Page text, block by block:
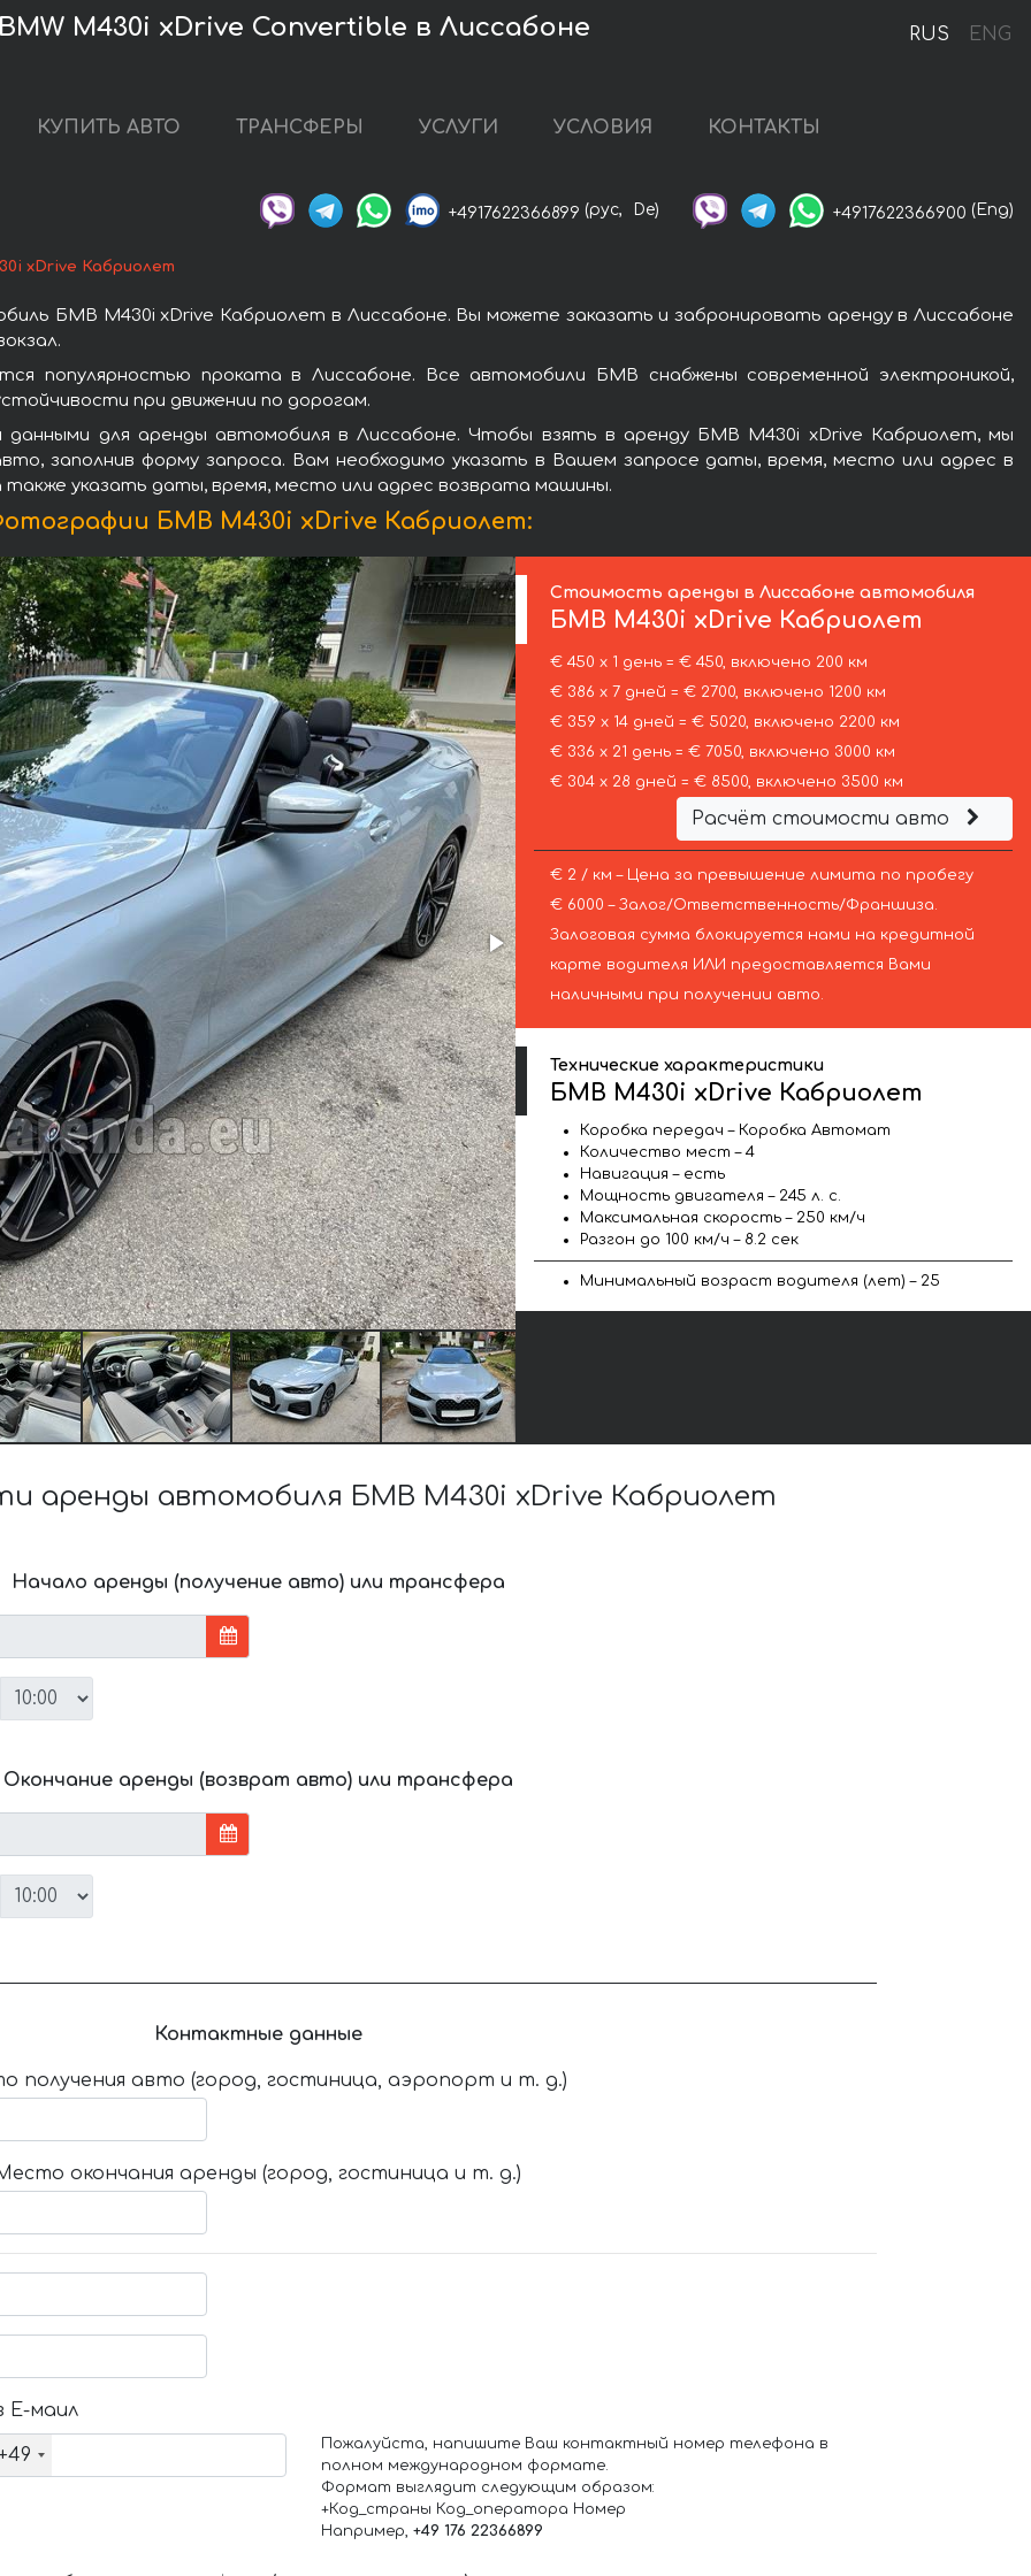
RUS ENG
M430i xDrive Convertible в Лиссабоне
КУПИТЬ АВТО ТРАНСФЕРЫ УСЛУГИ УСЛОВИЯ КОНТАКТЫ
+4917622366899 (рус, De) +4917622366900 (Eng)
xDrive Кабриолет
БМВ M430i xDrive Кабриолет в Лиссабоне. Вы можете заказать и забронировать аренду в Лиссабоне
популярностью проката в Лиссабоне. Все автомобили БМВ снабжены современной электроникой,
при движении по дорогам.
для аренды автомобиля в Лиссабоне. Чтобы взять в аренду БМВ M430i xDrive Кабриолет, мы
заполнив форму запроса. Вам необходимо указать в Вашем запросе даты, время, место или адрес в
указать даты, время, место или адрес возврата машины.
БМВ M430i xDrive Кабриолет:
Стоимость аренды в Лиссабоне автомобиля
БМВ M430i xDrive Кабриолет
€ 450 х 1 день = € 450, включено 200 км
€ 386 х 7 дней = € 2700, включено 1200 км
€ 359 х 14 дней = € 5020, включено 2200 км
€ 336 х 21 день = € 7050, включено 3000 км
€ 304 х 28 дней = € 8500, включено 3500 км
Расчёт стоимости авто
€ 2 / км – Цена за превышение лимита по пробегу
€ 6000 – Залог/Ответственность/Франшиза.
Залоговая сумма блокируется нами на кредитной
карте водителя ИЛИ предоставляется Вами
наличными при получении авто.
Технические характеристики
БМВ M430i xDrive Кабриолет
Коробка передач – Коробка Автомат
Количество мест – 4
Навигация – есть
Мощность двигателя – 245 л. с.
Максимальная скорость – 250 км/ч
Разгон до 100 км/ч – 8.2 сек
Минимальный возраст водителя (лет) – 25
аренды автомобиля БМВ M430i xDrive Кабриолет
Начало аренды (получение авто) или трансфера
Окончание аренды (возврат авто) или трансфера
Контактные данные
получения авто (город, гостиница, аэропорт и т. д.)
окончания аренды (город, гостиница и т. д.)
Е-маил
Пожалуйста, напишите Ваш контактный номер телефона в
полном международном формате.
Формат выглядит следующим образом:
+Код_страны Код_оператора Номер
Например, +49 176 22366899